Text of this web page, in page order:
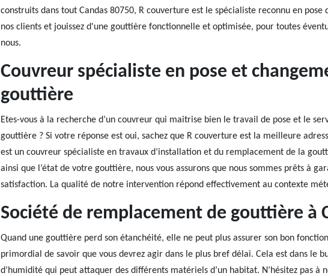
construits dans tout Candas 80750, R couverture est le spécialiste reconnu en
nos clients et jouissez d'une gouttière fonctionnelle et optimisée, pour toutes
nous.
Couvreur spécialiste en pose et
gouttière
Etes-vous à la recherche d’un couvreur qui maitrise bien le travail de pose et le
gouttière ? Si votre réponse est oui, sachez que R couverture est la meilleure
est un couvreur spécialiste en travaux d’installation et du remplacement de la
ainsi que l’état de votre gouttière, nous vous assurons que nous sommes prêts à
satisfaction. La qualité de notre intervention répond effectivement au contexte
Société de remplacement de gouttière à
Quand une gouttière perd son étanchéité, elle ne peut plus assurer son bon
primordial de savoir que vous devrez agir dans le plus bref délai. Cela est dans le
d’humidité qui peut attaquer des différents matériels d’un habitat. N’hésitez pas à